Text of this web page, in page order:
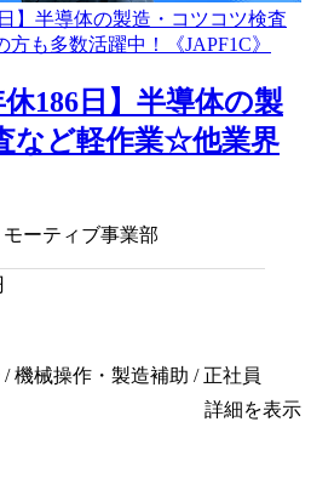
休186日】半導体の製
など軽作業☆他業界
ーティブ事業部
機械操作・製造補助 / 正社員
詳細を表示